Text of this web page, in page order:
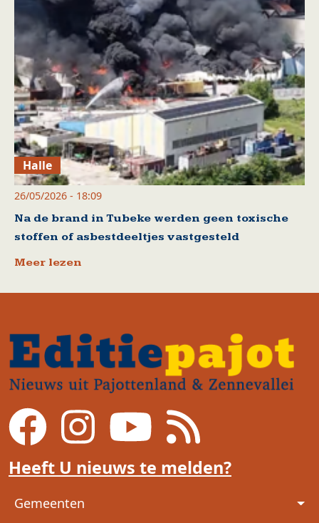
Halle
26/05/2026 - 18:09
Na de brand in Tubeke werden geen toxische
stoffen of asbestdeeltjes vastgesteld
Meer lezen
Heeft U nieuws te melden?
Voet
Gemeenten